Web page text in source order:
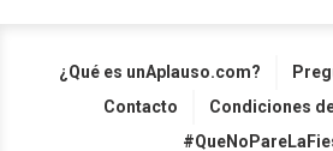
¿Qué es unAplauso.com?
Contacto
Condiciones